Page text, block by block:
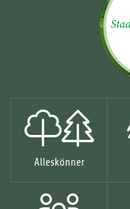
Alleskönner